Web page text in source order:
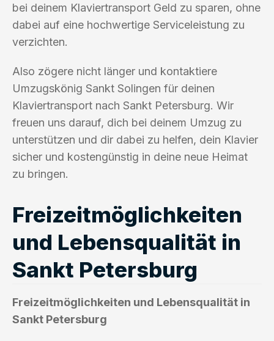
bei deinem Klaviertransport Geld zu sparen, ohne
dabei auf eine hochwertige Serviceleistung zu
verzichten.
Also zögere nicht länger und kontaktiere
Umzugskönig Sankt Solingen für deinen
Klaviertransport nach Sankt Petersburg. Wir
freuen uns darauf, dich bei deinem Umzug zu
unterstützen und dir dabei zu helfen, dein Klavier
sicher und kostengünstig in deine neue Heimat
zu bringen.
Freizeitmöglichkeiten
und Lebensqualität in
Sankt Petersburg
Freizeitmöglichkeiten und Lebensqualität in
Sankt Petersburg